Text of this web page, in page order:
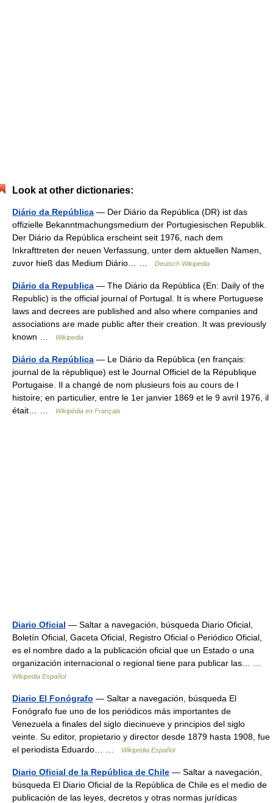
Look at other dictionaries:
Diário da República — Der Diário da República (DR) ist das
offizielle Bekanntmachungsmedium der Portugiesischen Republik.
Der Diário da República erscheint seit 1976, nach dem
Inkrafttreten der neuen Verfassung, unter dem aktuellen Namen,
zuvor hieß das Medium Diário… …
Deutsch Wikipedia
Diário da Republica — The Diário da República (En: Daily of the
Republic) is the official journal of Portugal. It is where Portuguese
laws and decrees are published and also where companies and
associations are made public after their creation. It was previously
known …
Wikipedia
Diário da República — Le Diário da República (en français:
journal de la république) est le Journal Officiel de la République
Portugaise. Il a changé de nom plusieurs fois au cours de l
histoire; en particulier, entre le 1er janvier 1869 et le 9 avril 1976, il
était… …
Wikipédia en Français
Diario Oficial — Saltar a navegación, búsqueda Diario Oficial,
Boletín Oficial, Gaceta Oficial, Registro Oficial o Periódico Oficial,
es el nombre dado a la publicación oficial que un Estado o una
organización internacional o regional tiene para publicar las… …
Wikipedia Español
Diario El Fonógrafo — Saltar a navegación, búsqueda El
Fonógrafo fue uno de los periódicos más importantes de
Venezuela a finales del siglo diecinueve y principios del siglo
veinte. Su editor, propietario y director desde 1879 hasta 1908, fue
el periodista Eduardo… …
Wikipedia Español
Diario Oficial de la República de Chile — Saltar a navegación,
búsqueda El Diario Oficial de la República de Chile es el medio de
publicación de las leyes, decretos y otras normas jurídicas